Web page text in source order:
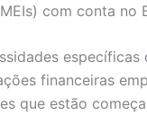
com conta no
específicas
financeiras
que estão